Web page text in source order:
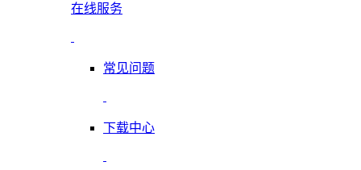
在线服务
常见问题
下载中心